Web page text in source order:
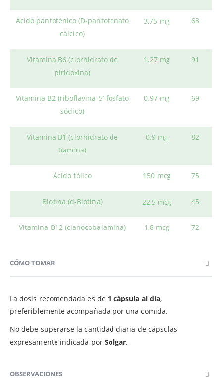
Ácido pantoténico (D-pantotenato
cálcico)
3,75 mg 63
Vitamina B6 (clorhidrato de
piridoxina)
1.27 mg 91
Vitamina B2 (riboflavina-5’-fosfato
sódico)
0.97 mg 69
Vitamina B1 (clorhidrato de
tiamina)
0.9 mg 82
Ácido fólico 150 mcg 75
Biotina (d-Biotina) 22,5 mcg 45
Vitamina B12 (cianocobalamina) 1,8 mcg 72
CÓMO TOMAR
La dosis recomendada es de 1 cápsula al día,
preferiblemente acompañada por una comida.
No debe superarse la cantidad diaria de cápsulas
expresamente indicada por Solgar.
OBSERVACIONES